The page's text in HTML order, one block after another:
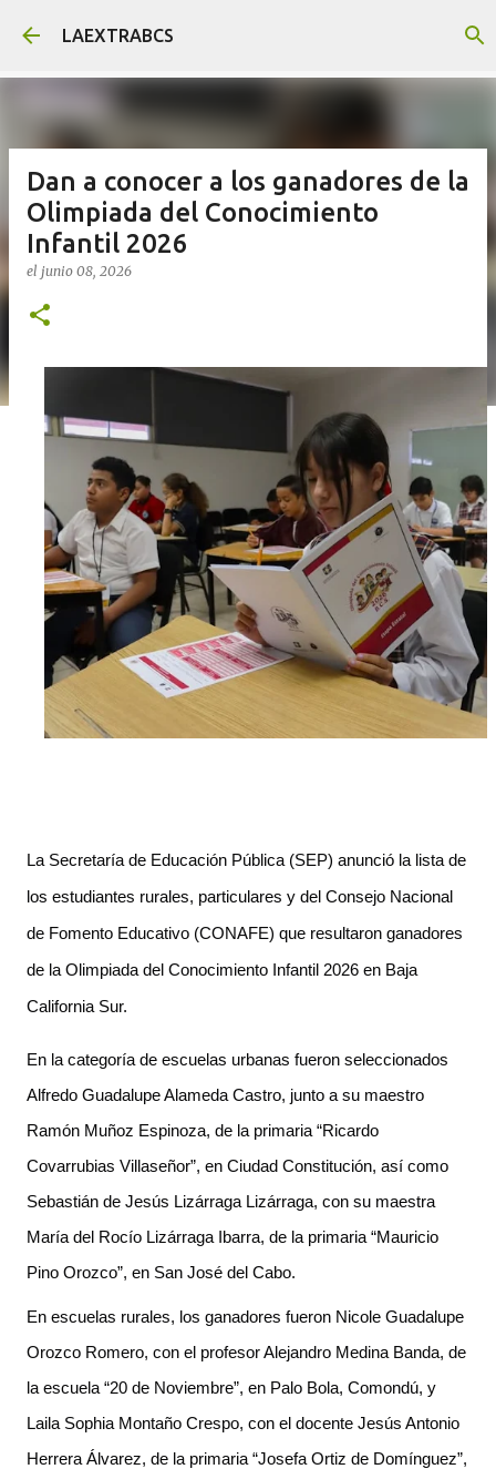
Ir al contenido principal
LAEXTRABCS
Dan a conocer a los ganadores de la
Olimpiada del Conocimiento
Infantil 2026
el junio 08, 2026
La Secretaría de Educación Pública (SEP) anunció la lista de
los estudiantes rurales, particulares y del Consejo Nacional
de Fomento Educativo (CONAFE) que resultaron ganadores
de la Olimpiada del Conocimiento Infantil 2026 en Baja
California Sur.
En la categoría de escuelas urbanas fueron seleccionados
Alfredo Guadalupe Alameda Castro, junto a su maestro
Ramón Muñoz Espinoza, de la primaria “Ricardo
Covarrubias Villaseñor”, en Ciudad Constitución, así como
Sebastián de Jesús Lizárraga Lizárraga, con su maestra
María del Rocío Lizárraga Ibarra, de la primaria “Mauricio
Pino Orozco”, en San José del Cabo.
En escuelas rurales, los ganadores fueron Nicole Guadalupe
Orozco Romero, con el profesor Alejandro Medina Banda, de
la escuela “20 de Noviembre”, en Palo Bola, Comondú, y
Laila Sophia Montaño Crespo, con el docente Jesús Antonio
Herrera Álvarez, de la primaria “Josefa Ortiz de Domínguez”,